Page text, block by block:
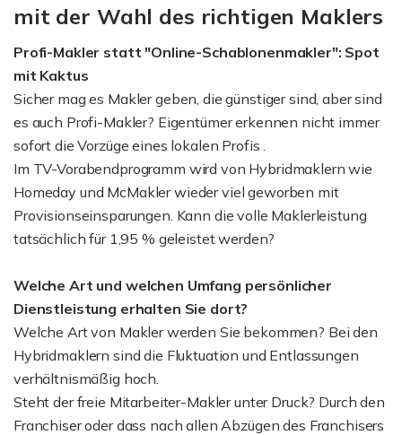
mit der Wahl des richtigen Maklers
Profi-Makler statt "Online-Schablonenmakler": Spot
mit Kaktus
Sicher mag es Makler geben, die günstiger sind, aber sind
es auch Profi-Makler? Eigentümer erkennen nicht immer
sofort die Vorzüge eines lokalen Profis .
Im TV-Vorabendprogramm wird von Hybridmaklern wie
Homeday und McMakler wieder viel geworben mit
Provisionseinsparungen. Kann die volle Maklerleistung
tatsächlich für 1,95 % geleistet werden?
Welche Art und welchen Umfang persönlicher
Dienstleistung erhalten Sie dort?
Welche Art von Makler werden Sie bekommen? Bei den
Hybridmaklern sind die Fluktuation und Entlassungen
verhältnismäßig hoch.
Steht der freie Mitarbeiter-Makler unter Druck? Durch den
Franchiser oder dass nach allen Abzügen des Franchisers